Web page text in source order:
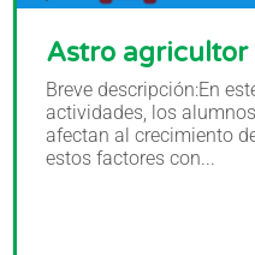
Astro agricultor
Breve descripción:En
actividades, los
afectan al crecimiento
estos factores con...